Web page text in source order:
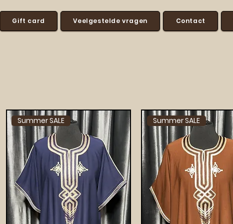
Gift card Veelgestelde vragen Contact
Summer SALE Summer SALE